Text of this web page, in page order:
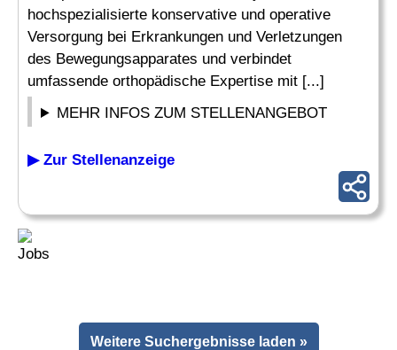
hochspezialisierte konservative und operative
Versorgung bei Erkrankungen und Verletzungen
des Bewegungsapparates und verbindet
umfassende orthopädische Expertise mit [...]
MEHR INFOS ZUM STELLENANGEBOT
▶ Zur Stellenanzeige
Weitere Suchergebnisse laden »